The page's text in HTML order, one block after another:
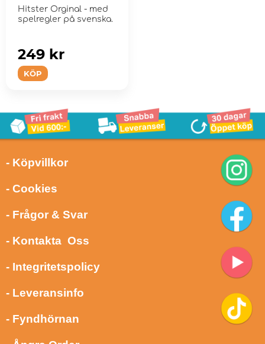
Hitster Orginal - med
spelregler på svenska.
KÖP
249 kr
- Köpvillkor
- Cookies
- Frågor & Svar
- Kontakta Oss
- Integritetspolicy
- Leveransinfo
- Fyndhörnan